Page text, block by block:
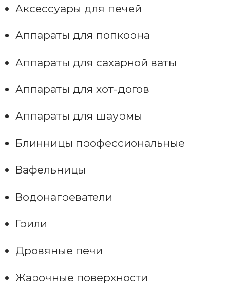
Аксессуары для печей
Аппараты для попкорна
Аппараты для сахарной ваты
Аппараты для хот-догов
Аппараты для шаурмы
Блинницы профессиональные
Вафельницы
Водонагреватели
Грили
Дровяные печи
Жарочные поверхности